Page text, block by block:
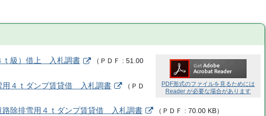
PDF形式のファイルを見るためには
Reader が必要な場合があります
ｔ級）借上 入札調書 （ ＰＤＦ
51.00
４ｔダンプ賃貸借 入札調書 （ ＰＤ
除排雪用４ｔダンプ賃貸借 入札調書 （ ＰＤＦ 70.00 KB）